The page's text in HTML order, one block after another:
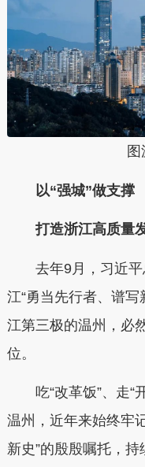
以“强城”做支撑
打造浙江高质量
去年9月，习近
江“勇当先行者、谱
江第三极的温州，必
位。
吃“改革饭”、走“
温州，近年来始终牢
新史”的殷殷嘱托，持